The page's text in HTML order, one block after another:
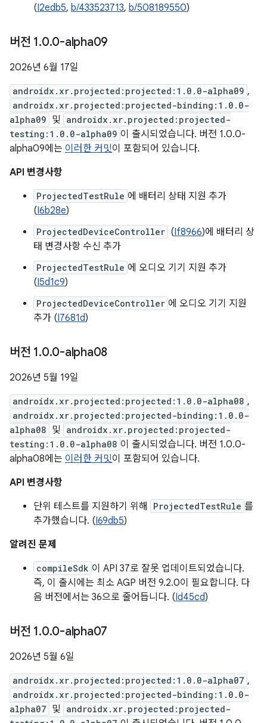
(I2edb5, b/433523713, b/508189550)
버전 1.0.0-alpha09
2026년 6월 17일
androidx.xr.projected:projected:1.0.0-alpha09 ,
androidx.xr.projected:projected-binding:1.0.0-
alpha09 및 androidx.xr.projected:projected-
testing:1.0.0-alpha09 이 출시되었습니다. 버전 1.0.0-
alpha09에는 이러한 커밋이 포함되어 있습니다.
API 변경사항
ProjectedTestRule 에 배터리 상태 지원 추가
(I6b28e)
ProjectedDeviceController (If8966)에 배터리 상
태 변경사항 수신 추가
ProjectedTestRule 에 오디오 기기 지원 추가
(I5d1c9)
ProjectedDeviceController 에 오디오 기기 지원
추가 (I7681d)
버전 1.0.0-alpha08
2026년 5월 19일
androidx.xr.projected:projected:1.0.0-alpha08 ,
androidx.xr.projected:projected-binding:1.0.0-
alpha08 및 androidx.xr.projected:projected-
testing:1.0.0-alpha08 이 출시되었습니다. 버전 1.0.0-
alpha08에는 이러한 커밋이 포함되어 있습니다.
API 변경사항
단위 테스트를 지원하기 위해
ProjectedTestRule 를
추가했습니다. (I69db5)
알려진 문제
compileSdk 이 API 37로 잘못 업데이트되었습니다.
즉, 이 출시에는 최소 AGP 버전 9.2.0이 필요합니다. 다
음 버전에서는 36으로 줄어듭니다. (Id45cd)
버전 1.0.0-alpha07
2026년 5월 6일
androidx.xr.projected:projected:1.0.0-alpha07 ,
androidx.xr.projected:projected-binding:1.0.0-
alpha07 및 androidx.xr.projected:projected-